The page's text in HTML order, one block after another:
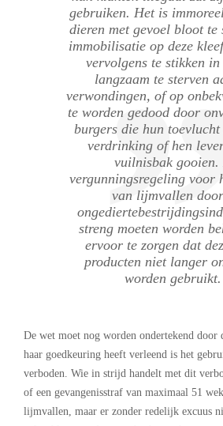
gebruiken. Het is
dieren met gevoel bloot te
immobilisatie op deze
vervolgens te stikken
langzaam te sterven
verwondingen, of op
te worden gedood door
burgers die hun toevlucht
verdrinking of hen
vuilnisbak gooien.
vergunningsregeling voor
van lijmvallen
streng moeten worden
ervoor te zorgen dat
producten niet langer
worden
De wet moet nog worden ondertekend
haar goedkeuring heeft verleend is het
verboden. Wie in strijd handelt met dit
of een gevangenisstraf van maximaal 51
lijmvallen, maar er zonder redelijk excuus